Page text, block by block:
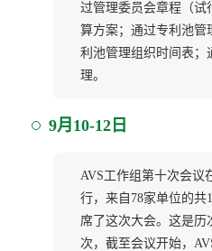
过管理委员会章程（试
算方案；通过专利池管
利池管理组织时间表；
理。
9月10-12日
AVS工作组第十次会议
行，来自78家单位的共
席了这次大会。这是
次，截至会议开始，